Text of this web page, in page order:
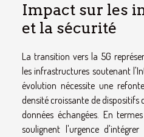
Impact sur les
et la sécurité
La transition vers la 5G
les infrastructures soutenant
évolution nécessite une
densité croissante de
données échangées. En
soulignent l'urgence